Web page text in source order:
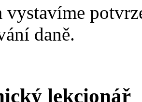
vystavíme
daně.
lekcionář